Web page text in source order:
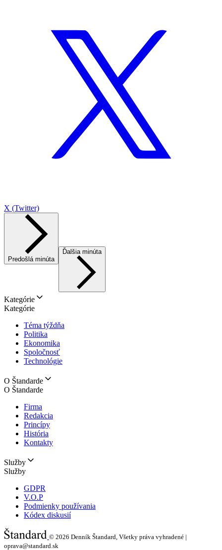
X (Twitter)
Predošlá minúta
Ďalšia minúta
Kategórie
Kategórie
Téma týždňa
Politika
Ekonomika
Spoločnosť
Technológie
O Štandarde
O Štandarde
Firma
Redakcia
Princípy
História
Kontakty
Služby
Služby
GDPR
V.O.P
Podmienky používania
Kódex diskusií
© 2026 Denník Štandard, Všetky práva vyhradené |
oprava@standard.sk